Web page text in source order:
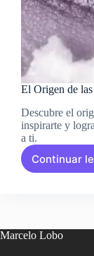
El Origen de las
Descubre el
inspirarte y
a ti.
Continuar El
Marcelo Lobo